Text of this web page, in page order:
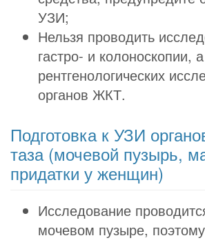
УЗИ;
Нельзя проводить
гастро- и колоноскопии,
рентгенологических
органов ЖКТ.
Подготовка к УЗИ
таза (мочевой пузырь,
придатки у женщин)
Исследование
мочевом пузыре,